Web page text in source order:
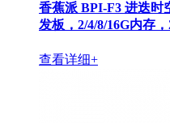
香蕉派 BPI-F3 进迭时
发板，2/4/8/16G内存
查看详细+